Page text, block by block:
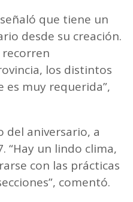
que tiene un
desde su creación.
recorren
los distintos
muy requerida”,
del aniversario, a
“Hay un lindo clima,
con las prácticas
comentó.